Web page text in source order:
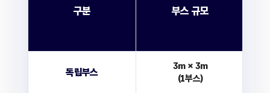
구분 부스 규모
독립부스
3m × 3m
(1부스)